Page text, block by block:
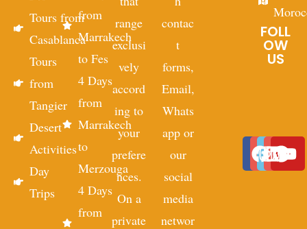
Tours from
Casablanca
Tours
from
Tangier
Desert
Activities
Day
Trips
from
Marrakech
to Fes
4 Days
from
Marrakech
to
Merzouga
4 Days
from
range
exclusi
vely
accord
ing to
your
prefere
nces.
On a
private
contac
t
forms,
Email,
Whats
app or
our
social
media
networ
FOLL
OW
US